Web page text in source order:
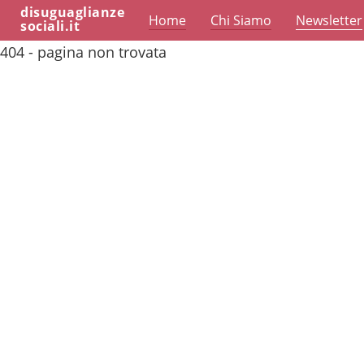
disuguaglianze
sociali.it Home Chi Siamo Newsletter
404 - pagina non trovata